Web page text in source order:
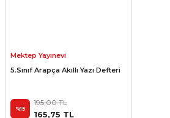
Mektep Yayınevi
5.Sınıf Arapça Akıllı Yazı Defteri
%15
195,00 TL
165,75 TL